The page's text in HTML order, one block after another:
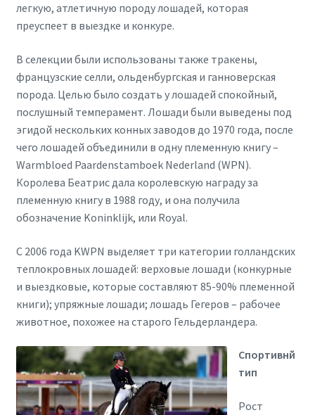
легкую, атлетичную породу лошадей, которая
преуспеет в выездке и конкуре.
В селекции были использованы также тракены,
французские селли, ольденбургская и ганноверская
порода. Целью было создать у лошадей спокойный,
послушный темперамент. Лошади были выведены под
эгидой нескольких конных заводов до 1970 года, после
чего лошадей объединили в одну племенную книгу –
Warmbloed Paardenstamboek Nederland (WPN).
Королева Беатрис дала королевскую награду за
племенную книгу в 1988 году, и она получила
обозначение Koninklijk, или Royal.
С 2006 года KWPN выделяет три категории голландских
теплокровных лошадей: верховые лошади (конкурные
и выездковые, которые составляют 85-90% племенной
книги); упряжные лошади; лошадь Гегеров – рабочее
животное, похожее на старого Гельдерландера.
Спортивнй
тип
Рост